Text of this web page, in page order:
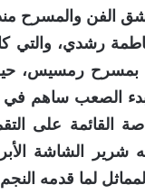
الفن والمسرح
رشدي، والتي
بمسرح رمسيس،
الصعب ساهم في
القائمة على
شرير الشاشة
لما قدمه